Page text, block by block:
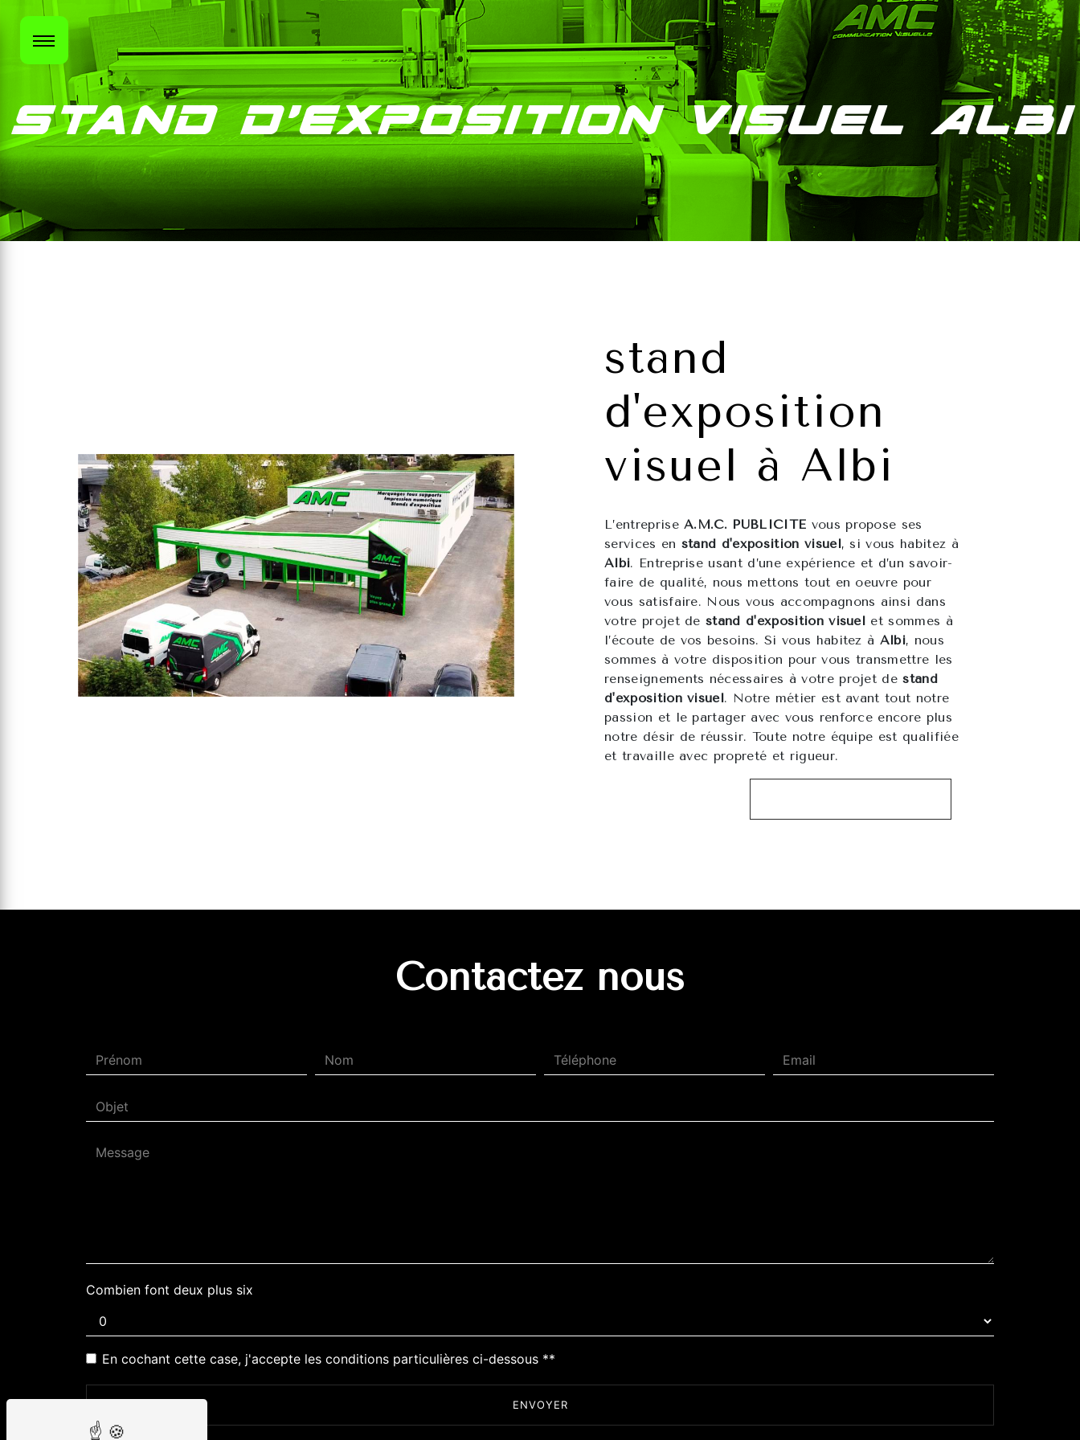
stand d'exposition visuel Albi
stand
d'exposition
visuel à Albi
L’entrepriseA.M.C. PUBLICITE vous propose ses
services en stand d'exposition visuel, si vous habitez à
Albi. Entreprise usant d’une expérience et d’un savoir-
faire de qualité, nous mettons tout en oeuvre pour
vous satisfaire. Nous vous accompagnons ainsi dans
votre projet destand d'exposition visuel et sommes à
l’écoute de vos besoins. Si vous habitez à Albi, nous
sommes à votre disposition pour vous transmettre les
renseignements nécessaires à votre projet destand
d'exposition visuel. Notre métier est avant tout notre
passion et le partager avec vous renforce encore plus
notre désir de réussir. Toute notre équipe est qualifiée
et travaille avec propreté et rigueur.
Contactez nous
Combien font deux plus six
En cochant cette case, j'accepte les conditions particulières ci-dessous **
ENVOYER
Panneau de gestion des cookies